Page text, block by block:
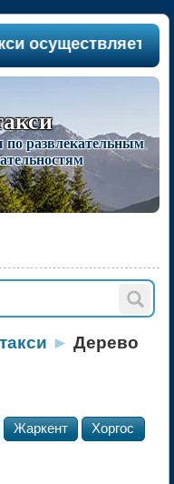
осуществляет
по развлекательным
► Дерево
Жаркент
Хоргос